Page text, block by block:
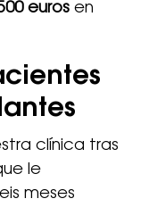
euros en
clínica tras
le
meses